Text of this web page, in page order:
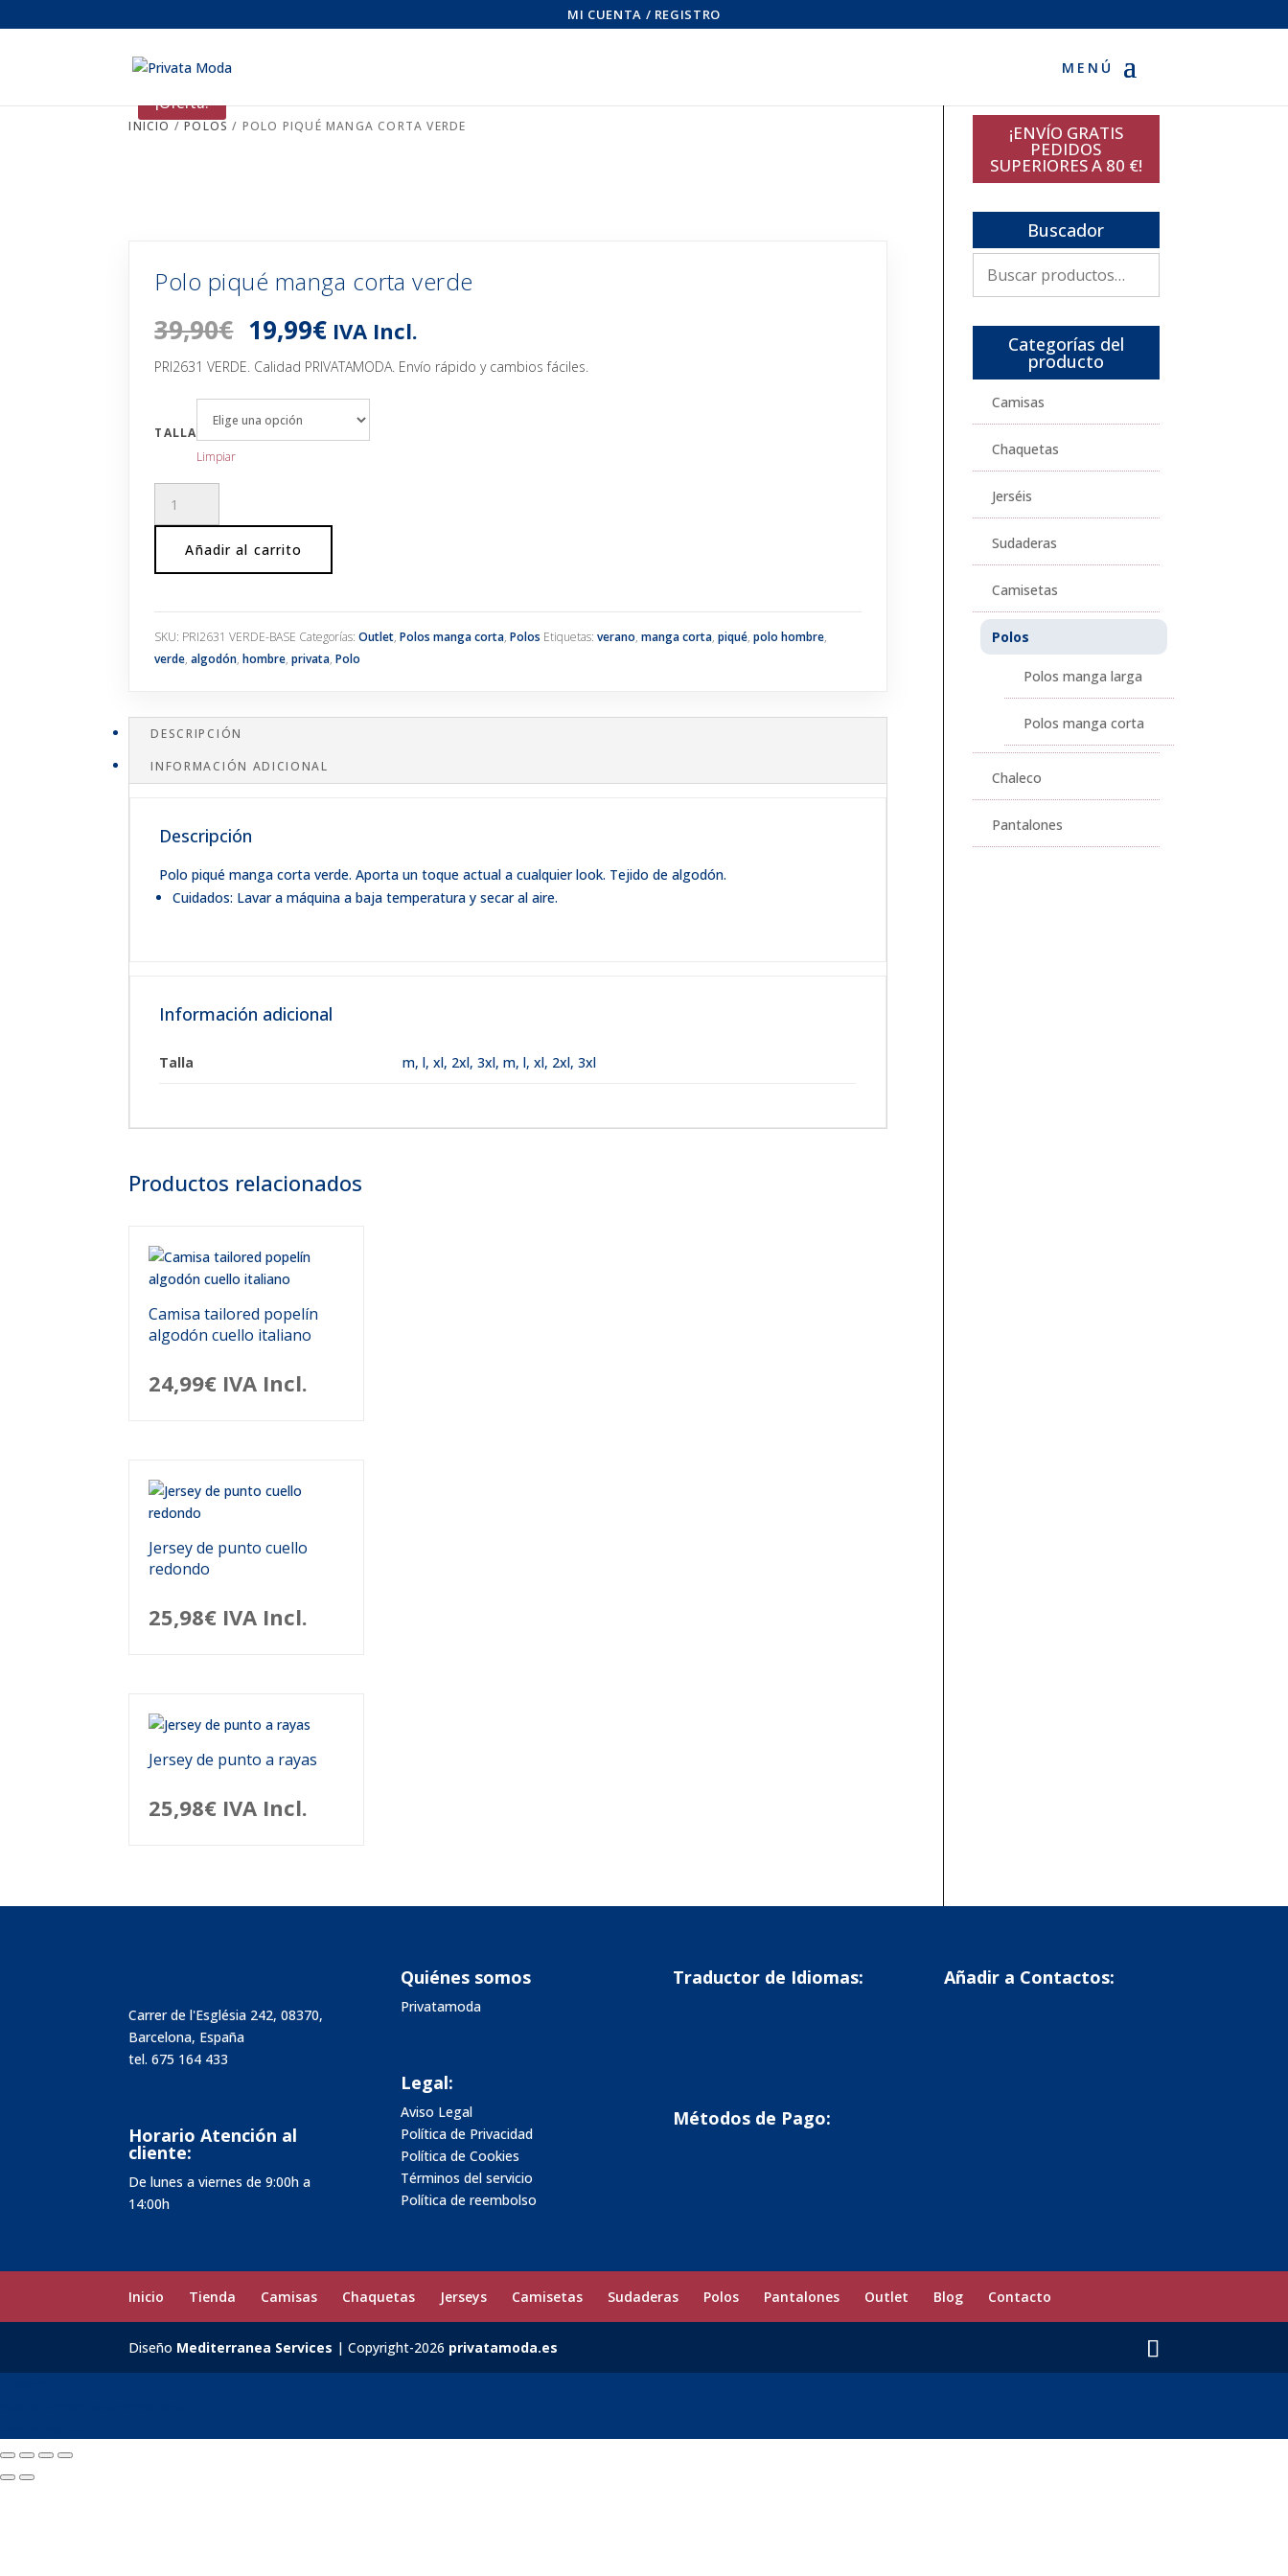
MI CUENTA / REGISTRO
INICIO /POLOS / POLO PIQUÉ MANGA CORTA VERDE
¡Oferta!
Polo piqué manga corta verde
39,90€ El
precio
original
era:
39,90€.
19,99€El
precio
actual
es:
19,99€.
IVA Incl.
PRI2631 VERDE. Calidad PRIVATAMODA. Envío rápido y cambios fáciles.
TALLA
Limpiar
piqué
corta
Añadir al carrito
SKU: PRI2631 VERDE-BASE Categorías:Outlet,Polos manga corta,Polos Etiquetas:verano,manga corta,piqué,polo hombre,
verde,algodón,hombre,privata,Polo
DESCRIPCIÓN
INFORMACIÓN ADICIONAL
Descripción
Polo piqué manga corta verde. Aporta un toque actual a cualquier look. Tejido de algodón.
Cuidados: Lavar a máquina a baja temperatura y secar al aire.
Información adicional
Talla m,l,xl, 2xl,3xl,m, l, xl, 2xl, 3xl
Productos relacionados
Camisa tailored popelín
algodón cuello italiano
24,99€ IVA Incl.
Jersey de punto cuello
redondo
25,98€ IVA Incl.
Jersey de punto a rayas
25,98€ IVA Incl.
¡ENVÍO GRATIS
PEDIDOS
SUPERIORES A 80 €!
Buscador
por:
Categorías del
producto
Camisas
Chaquetas
Jerséis
Sudaderas
Camisetas
Polos
Polos manga larga
Polos manga corta
Chaleco
Pantalones
Carrer de l'Església 242, 08370,
Barcelona, España
tel.675 164 433
Horario Atención al
cliente:
De lunes a viernes de 9:00h a
14:00h
Quiénes somos
Privatamoda
Legal:
Aviso Legal
Política de Privacidad
Política de Cookies
Términos del servicio
Política de reembolso
Traductor de Idiomas:
Métodos de Pago:
Añadir a Contactos:
Inicio Tienda Camisas Chaquetas Jerseys Camisetas Sudaderas Polos Pantalones Outlet Blog Contacto
Diseño Mediterranea Services | Copyright-2026 privatamoda.es